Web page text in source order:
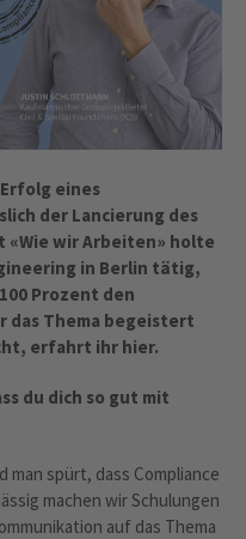
eines
der Lancierung des
«Wie wir Arbeiten» holte
in Berlin tätig,
Prozent den
das Thema begeistert
erfahrt ihr hier.
du dich so gut mit
man spürt, dass Compliance
machen wir Schulungen
auf das Thema